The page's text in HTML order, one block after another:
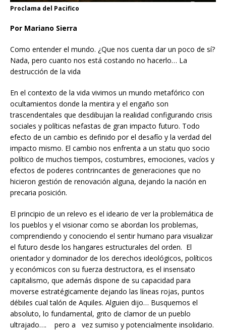
Proclama del Pacifico
Por Mariano Sierra
Como entender el mundo. ¿Que nos cuenta dar un poco de sí?
Nada, pero cuanto nos está costando no hacerlo… La
destrucción de la vida
En el contexto de la vida vivimos un mundo metafórico con
ocultamientos donde la mentira y el engaño son
trascendentales que desdibujan la realidad configurando crisis
sociales y políticas nefastas de gran impacto futuro. Todo
efecto de un cambio es definido por el desafío y la verdad del
impacto mismo. El cambio nos enfrenta a un statu quo socio
político de muchos tiempos, costumbres, emociones, vacíos y
efectos de poderes contrincantes de generaciones que no
hicieron gestión de renovación alguna, dejando la nación en
precaria posición.
El principio de un relevo es el ideario de ver la problemática de
los pueblos y el visionar como se abordan los problemas,
comprendiendo y conociendo el sentir humano para visualizar
el futuro desde los hangares estructurales del orden. El
orientador y dominador de los derechos ideológicos, políticos
y económicos con su fuerza destructora, es el insensato
capitalismo, que además dispone de su capacidad para
moverse estratégicamente dejando las líneas rojas, puntos
débiles cual talón de Aquiles. Alguien dijo… Busquemos el
absoluto, lo fundamental, grito de clamor de un pueblo
ultrajado…. pero a vez sumiso y potencialmente insolidario.